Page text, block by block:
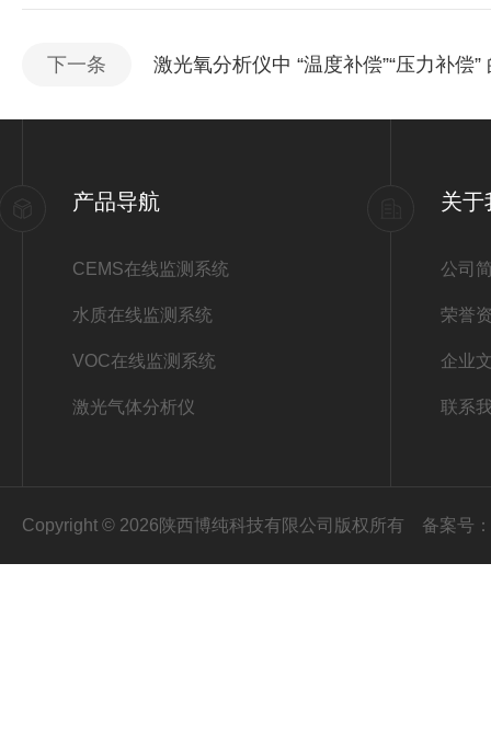
下一条 激光氧分析仪中 “温度补偿”“压力补偿
产品导航
CEMS在线监测系统
水质在线监测系统
VOC在线监测系统
激光气体分析仪
关于
公司
荣誉
企业
联系
Copyright © 2026陕西博纯科技有限公司版权所有 备案号